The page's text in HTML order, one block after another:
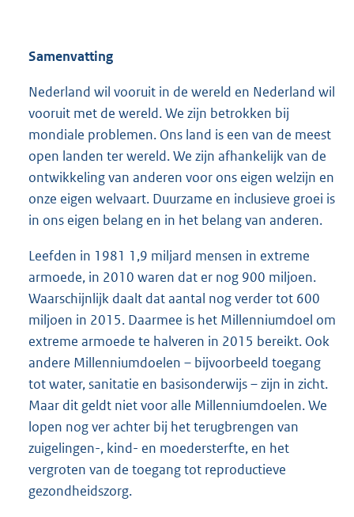
Samenvatting
Nederland wil vooruit in de wereld en Nederland wil
vooruit met de wereld. We zijn betrokken bij
mondiale problemen. Ons land is een van de meest
open landen ter wereld. We zijn afhankelijk van de
ontwikkeling van anderen voor ons eigen welzijn en
onze eigen welvaart. Duurzame en inclusieve groei is
in ons eigen belang en in het belang van anderen.
Leefden in 1981 1,9 miljard mensen in extreme
armoede, in 2010 waren dat er nog 900 miljoen.
Waarschijnlijk daalt dat aantal nog verder tot 600
miljoen in 2015. Daarmee is het Millenniumdoel om
extreme armoede te halveren in 2015 bereikt. Ook
andere Millenniumdoelen – bijvoorbeeld toegang
tot water, sanitatie en basisonderwijs – zijn in zicht.
Maar dit geldt niet voor alle Millenniumdoelen. We
lopen nog ver achter bij het terugbrengen van
zuigelingen-, kind- en moedersterfte, en het
vergroten van de toegang tot reproductieve
gezondheidszorg.